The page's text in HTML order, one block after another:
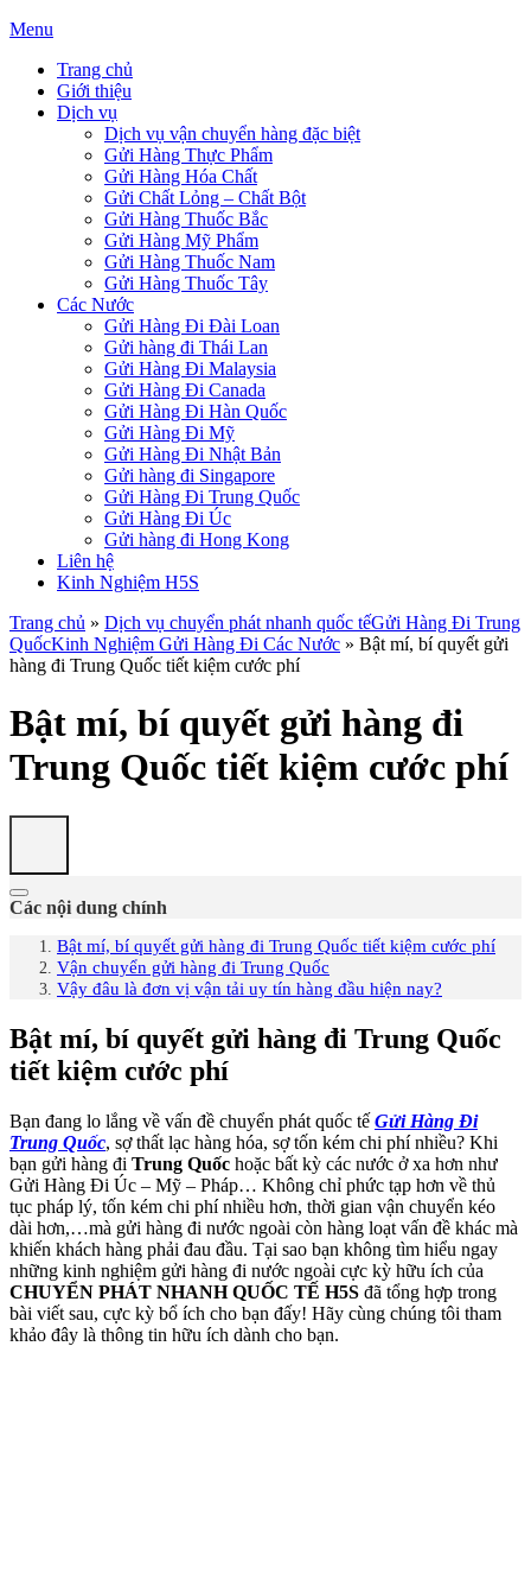
Menu
Trang chủ
Giới thiệu
Dịch vụ
Dịch vụ vận chuyển hàng đặc biệt
Gửi Hàng Thực Phẩm
Gửi Hàng Hóa Chất
Gửi Chất Lỏng – Chất Bột
Gửi Hàng Thuốc Bắc
Gửi Hàng Mỹ Phẩm
Gửi Hàng Thuốc Nam
Gửi Hàng Thuốc Tây
Các Nước
Gửi Hàng Đi Đài Loan
Gửi hàng đi Thái Lan
Gửi Hàng Đi Malaysia
Gửi Hàng Đi Canada
Gửi Hàng Đi Hàn Quốc
Gửi Hàng Đi Mỹ
Gửi Hàng Đi Nhật Bản
Gửi hàng đi Singapore
Gửi Hàng Đi Trung Quốc
Gửi Hàng Đi Úc
Gửi hàng đi Hong Kong
Liên hệ
Kinh Nghiệm H5S
Trang chủ » Dịch vụ chuyển phát nhanh quốc tếGửi Hàng Đi Trung
QuốcKinh Nghiệm Gửi Hàng Đi Các Nước » Bật mí, bí quyết gửi
hàng đi Trung Quốc tiết kiệm cước phí
Bật mí, bí quyết gửi hàng đi
Trung Quốc tiết kiệm cước phí
Các nội dung chính
Bật mí, bí quyết gửi hàng đi Trung Quốc tiết kiệm cước phí
Vận chuyển gửi hàng đi Trung Quốc
Vậy đâu là đơn vị vận tải uy tín hàng đầu hiện nay?
Bật mí, bí quyết gửi hàng đi Trung Quốc
tiết kiệm cước phí
Bạn đang lo lắng về vấn đề chuyển phát quốc tế Gửi Hàng Đi
Trung Quốc, sợ thất lạc hàng hóa, sợ tốn kém chi phí nhiều? Khi
bạn gửi hàng đi Trung Quốc hoặc bất kỳ các nước ở xa hơn như
Gửi Hàng Đi Úc – Mỹ – Pháp… Không chỉ phức tạp hơn về thủ
tục pháp lý, tốn kém chi phí nhiều hơn, thời gian vận chuyển kéo
dài hơn,…mà gửi hàng đi nước ngoài còn hàng loạt vấn đề khác mà
khiến khách hàng phải đau đầu. Tại sao bạn không tìm hiểu ngay
những kinh nghiệm gửi hàng đi nước ngoài cực kỳ hữu ích của
CHUYỂN PHÁT NHANH QUỐC TẾ H5S đã tổng hợp trong
bài viết sau, cực kỳ bổ ích cho bạn đấy! Hãy cùng chúng tôi tham
khảo đây là thông tin hữu ích dành cho bạn.